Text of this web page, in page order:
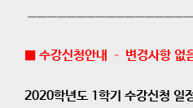
■ 수강신청안내 – 변경사항 없
2020학년도 1학기 수강신청 일